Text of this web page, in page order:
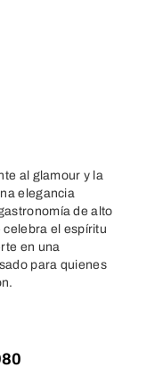
al glamour y la
elegancia
de alto
el espíritu
en una
para quienes